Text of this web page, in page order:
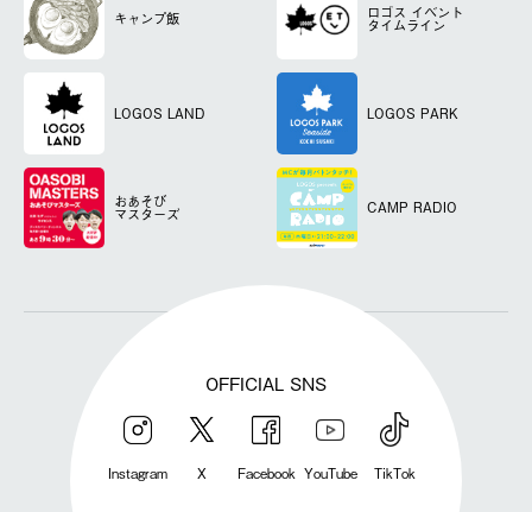
キャンプ飯 ロゴス イベント
タイムライン
LOGOS LAND LOGOS PARK
おあそび
マスターズ CAMP RADIO
OFFICIAL SNS
Instagram X Facebook YouTube TikTok